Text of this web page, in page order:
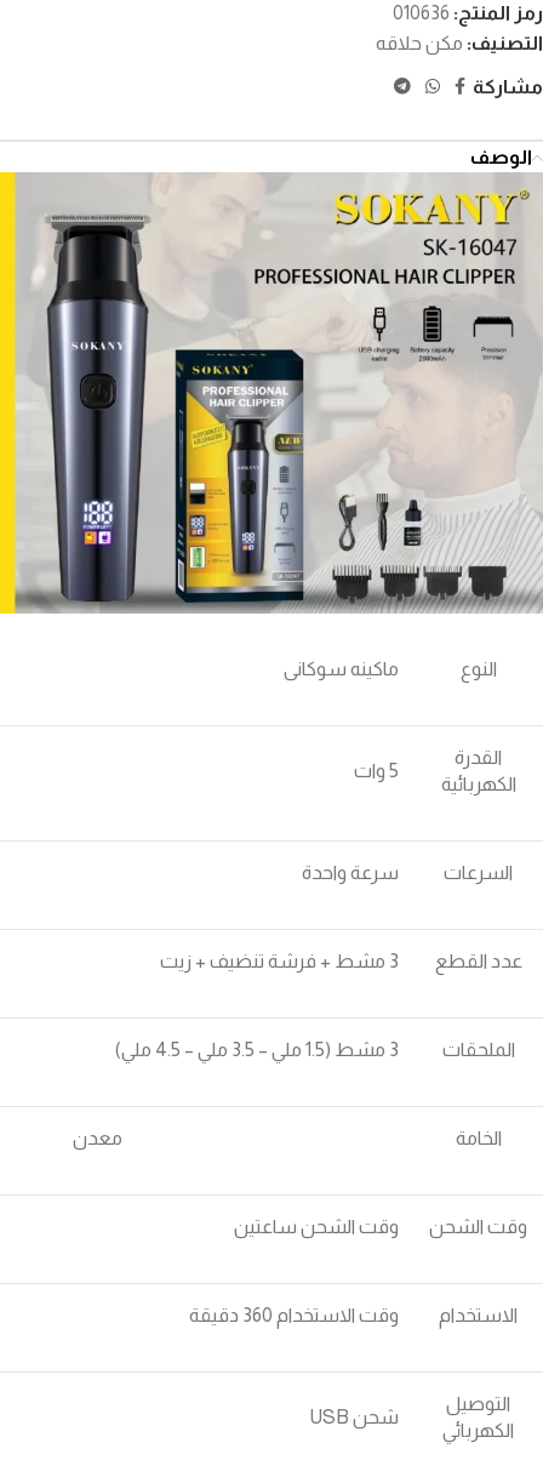
رمز المنتج: 010636
التصنيف: مكن حلاقه
مشاركة
الوصف
النوع ماكينه سوكانى
القدرة
الكهربائية
5 وات
السرعات سرعة واحدة
عدد القطع 3 مشط + فرشة تنضيف + زيت
الملحقات 3 مشط (1.5 ملي – 3.5 ملي – 4.5 ملي)
الخامة معدن
وقت الشحن وقت الشحن ساعتين
الاستخدام وقت الاستخدام 360 دقيقة
التوصيل
الكهربائي
شحن USB